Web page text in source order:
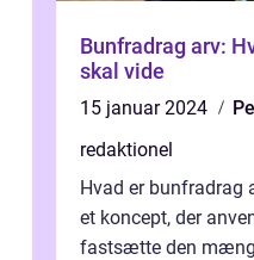
Bunfradrag arv:
skal vide
15 januar 2024
redaktionel
Hvad er bunfradrag
et koncept, der
fastsætte den